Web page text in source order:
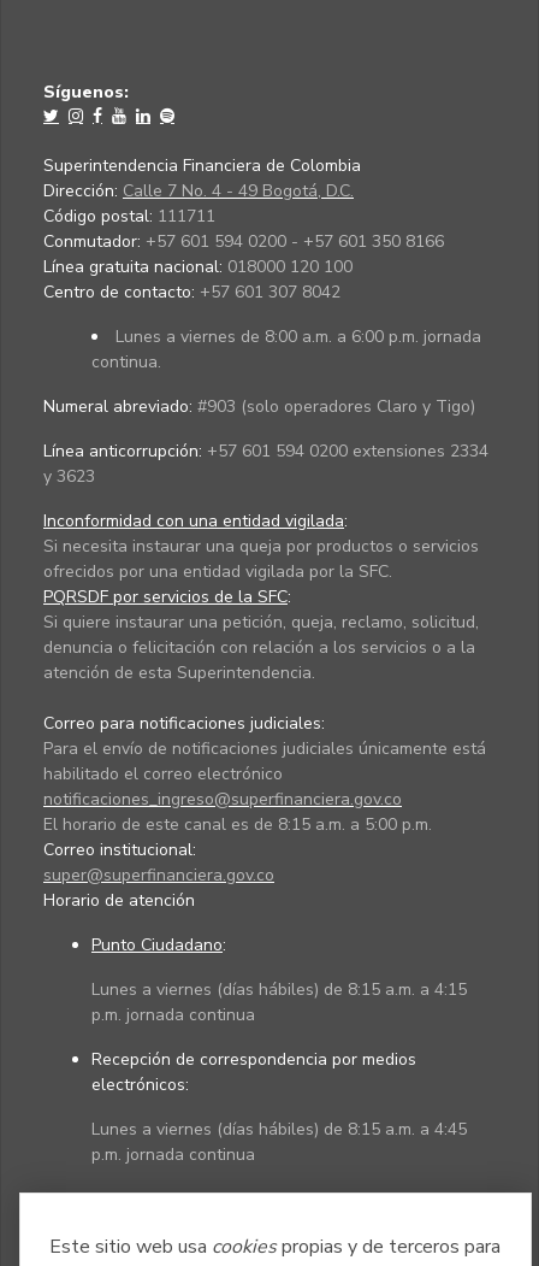
Este sitio web usa cookiespropias y de terceros para
Síguenos:
Superintendencia Financiera de Colombia
Dirección: Calle 7 No. 4 - 49 Bogotá, D.C.
Código postal: 111711
Conmutador: +57 601 594 0200 - +57 601 350 8166
Línea gratuita nacional: 018000 120 100
Centro de contacto: +57 601 307 8042
Lunes a viernes de 8:00 a.m. a 6:00 p.m. jornada
continua.
Numeral abreviado: #903 (solo operadores Claro y Tigo)
Línea anticorrupción: +57 601 594 0200 extensiones 2334
y 3623
Inconformidad con una entidad vigilada:
Si necesita instaurar una queja por productos o servicios
ofrecidos por una entidad vigilada por la SFC.
PQRSDF por servicios de la SFC:
Si quiere instaurar una petición, queja, reclamo, solicitud,
denuncia o felicitación con relación a los servicios o a la
atención de esta Superintendencia.
Correo para notificaciones judiciales:
Para el envío de notificaciones judiciales únicamente está
habilitado el correo electrónico
notificaciones_ingreso@superfinanciera.gov.co
El horario de este canal es de 8:15 a.m. a 5:00 p.m.
Correo institucional:
super@superfinanciera.gov.co
Horario de atención
Punto Ciudadano:
Lunes a viernes (días hábiles) de 8:15 a.m. a 4:15
p.m. jornada continua
Recepción de correspondencia por medios
electrónicos:
Lunes a viernes (días hábiles) de 8:15 a.m. a 4:45
p.m. jornada continua